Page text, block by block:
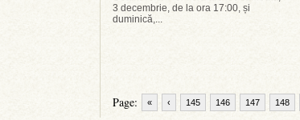
3 decembrie, de la ora 17:00, și
duminică,...
Page: « ‹ 145 146 147 148